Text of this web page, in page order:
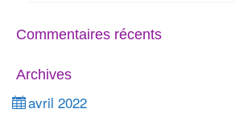
Commentaires récents
Archives
avril 2022